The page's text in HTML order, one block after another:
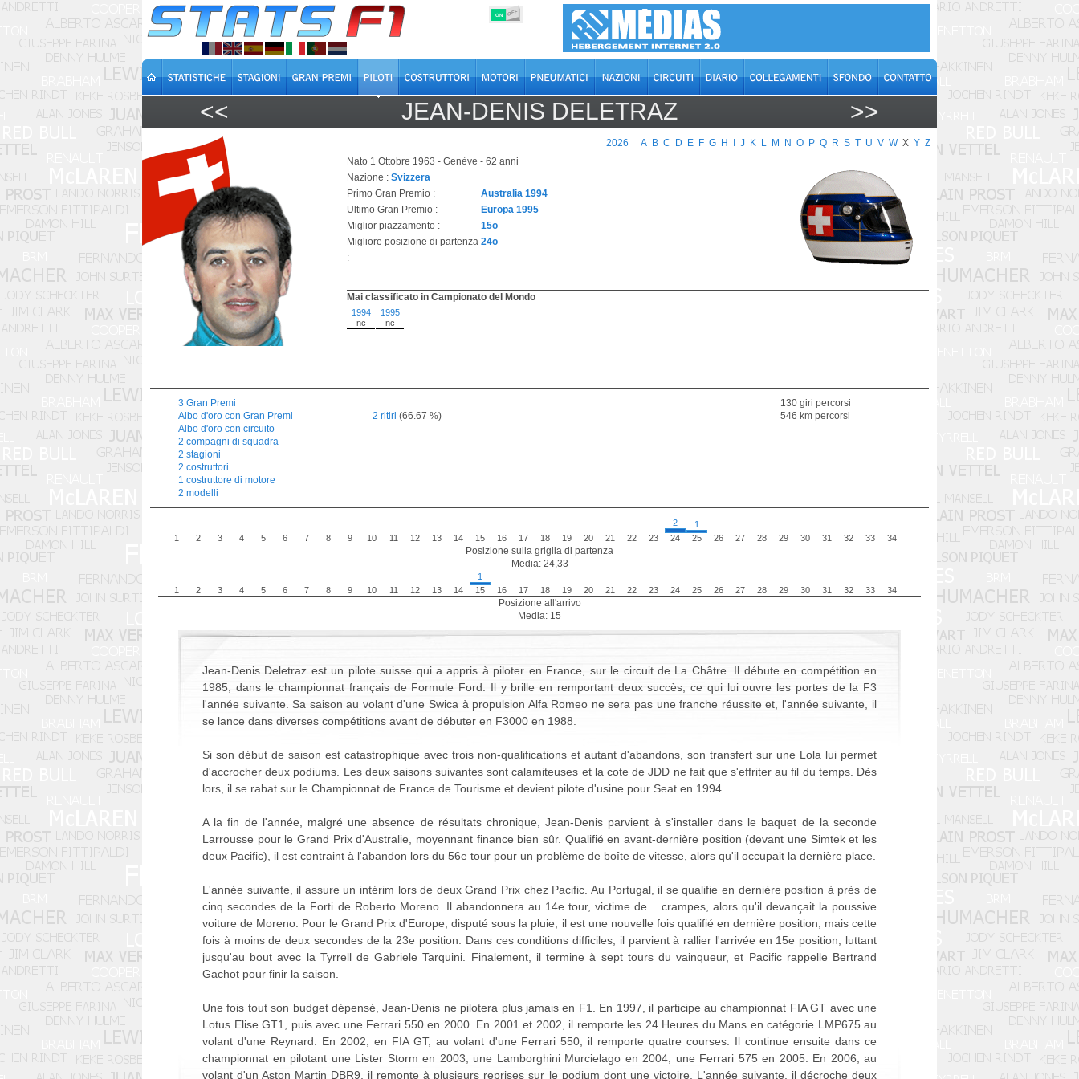
ON OFF
<< JEAN-DENIS DELETRAZ >>
2026 A B C D E F G H J K L M N O P Q R S T U V W X Y Z
Nato 1 Ottobre 1963 - Genève - 62 anni
Nazione : Svizzera
Primo Gran Premio :
Australia 1994
Ultimo Gran Premio :
Europa 1995
Miglior piazzamento :
15o
Migliore posizione di partenza
:
24o
Mai classificato in Campionato del Mondo
1994
nc
1995
nc
3 Gran Premi
Albo d'oro con Gran Premi
Albo d'oro con circuito
2 compagni di squadra
2 stagioni
2 costruttori
1 costruttore di motore
2 modelli
2 ritiri (66.67 %)
130 giri percorsi
546 km percorsi
1 2 3 4 5 6 7 8 9 10 11 12 13 14 15 16 17 18 19 20 21 22 23
2
24
1
25
26 27 28 29 30 31 32 33 34
Posizione sulla griglia di partenza
Media: 24,33
1 2 3 4 5 6 7 8 9 10 11 12 13 14
1
15
16 17 18 19 20 21 22 23 24 25 26 27 28 29 30 31 32 33 34
Posizione all'arrivo
Media: 15
Jean-Denis Deletraz est un pilote suisse qui a appris à piloter en France, sur le circuit de La Châtre. Il débute en compétition en
1985, dans le championnat français de Formule Ford. Il y brille en remportant deux succès, ce qui lui ouvre les portes de la F3
l'année suivante. Sa saison au volant d'une Swica à propulsion Alfa Romeo ne sera pas une franche réussite et, l'année suivante, il
se lance dans diverses compétitions avant de débuter en F3000 en 1988.
Si son début de saison est catastrophique avec trois non-qualifications et autant d'abandons, son transfert sur une Lola lui permet
d'accrocher deux podiums. Les deux saisons suivantes sont calamiteuses et la cote de JDD ne fait que s'effriter au fil du temps. Dès
lors, il se rabat sur le Championnat de France de Tourisme et devient pilote d'usine pour Seat en 1994.
A la fin de l'année, malgré une absence de résultats chronique, Jean-Denis parvient à s'installer dans le baquet de la seconde
Larrousse pour le Grand Prix d'Australie, moyennant finance bien sûr. Qualifié en avant-dernière position (devant une Simtek et les
deux Pacific), il est contraint à l'abandon lors du 56e tour pour un problème de boîte de vitesse, alors qu'il occupait la dernière place.
L'année suivante, il assure un intérim lors de deux Grand Prix chez Pacific. Au Portugal, il se qualifie en dernière position à près de
cinq secondes de la Forti de Roberto Moreno. Il abandonnera au 14e tour, victime de... crampes, alors qu'il devançait la poussive
voiture de Moreno. Pour le Grand Prix d'Europe, disputé sous la pluie, il est une nouvelle fois qualifié en dernière position, mais cette
fois à moins de deux secondes de la 23e position. Dans ces conditions difficiles, il parvient à rallier l'arrivée en 15e position, luttant
jusqu'au bout avec la Tyrrell de Gabriele Tarquini. Finalement, il termine à sept tours du vainqueur, et Pacific rappelle Bertrand
Gachot pour finir la saison.
Une fois tout son budget dépensé, Jean-Denis ne pilotera plus jamais en F1. En 1997, il participe au championnat FIA GT avec une
Lotus Elise GT1, puis avec une Ferrari 550 en 2000. En 2001 et 2002, il remporte les 24 Heures du Mans en catégorie LMP675 au
volant d'une Reynard. En 2002, en FIA GT, au volant d'une Ferrari 550, il remporte quatre courses. Il continue ensuite dans ce
championnat en pilotant une Lister Storm en 2003, une Lamborghini Murcielago en 2004, une Ferrari 575 en 2005. En 2006, au
volant d'un Aston Martin DBR9, il remonte à plusieurs reprises sur le podium dont une victoire. L'année suivante, il décroche deux